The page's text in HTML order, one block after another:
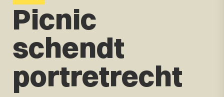
Picnic
schendt
portretrecht